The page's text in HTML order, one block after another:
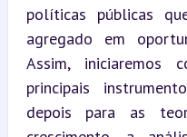
políticas públicas
agregado em
Assim, iniciaremos
principais
depois para as